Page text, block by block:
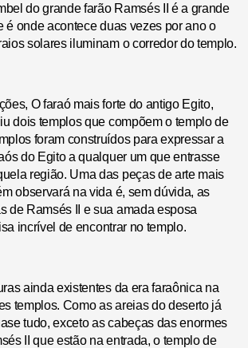
do grande farão Ramsés II é a grande
é onde acontece duas vezes por ano o
solares iluminam o corredor do templo.
O faraó mais forte do antigo Egito,
dois templos que compõem o templo de
foram construídos para expressar a
do Egito a qualquer um que entrasse
região. Uma das peças de arte mais
observará na vida é, sem dúvida, as
de Ramsés II e sua amada esposa
incrível de encontrar no templo.
ainda existentes da era faraônica na
templos. Como as areias do deserto já
tudo, exceto as cabeças das enormes
II que estão na entrada, o templo de